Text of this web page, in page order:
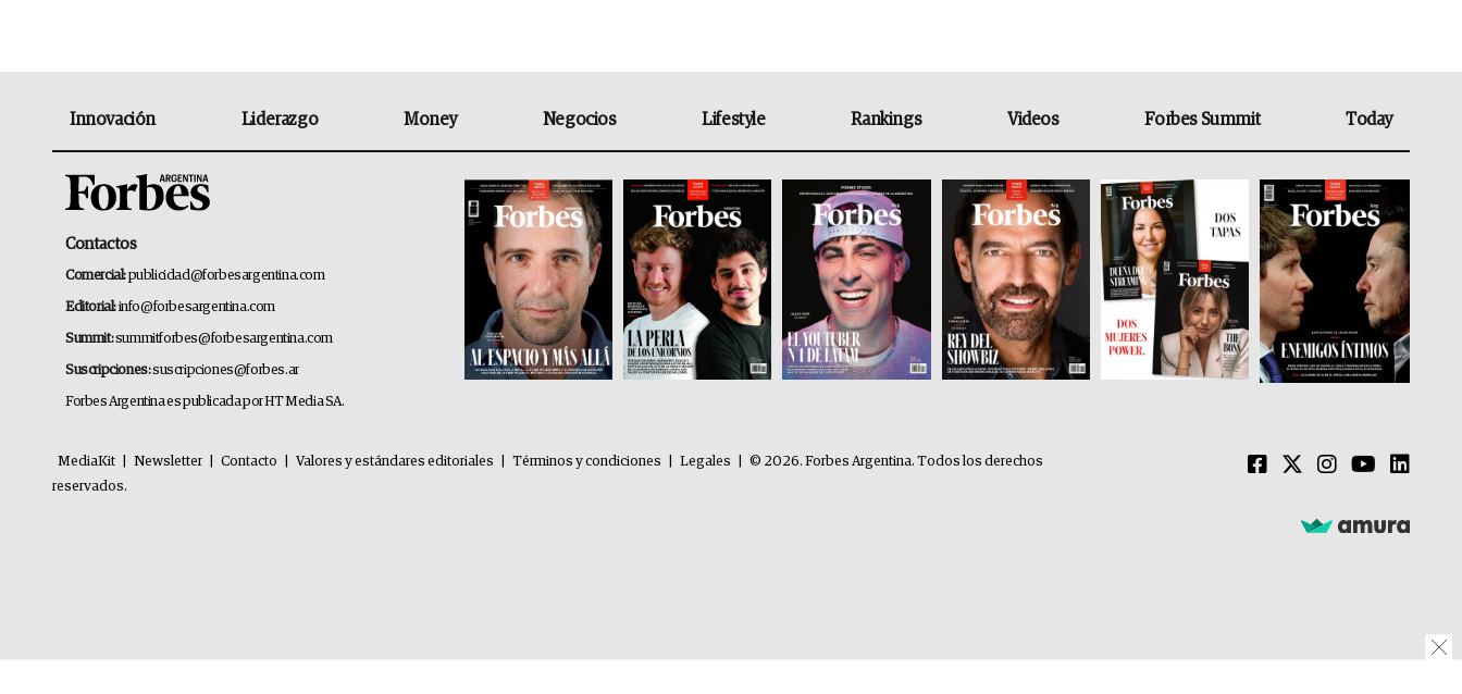
Innovación Liderazgo Money Negocios Lifestyle Rankings Videos Forbes Summit Today
Contactos
Comercial:publicidad@forbesargentina.com
Editorial:info@forbesargentina.com
Summit:summitforbes@forbesargentina.com
Suscripciones:suscripciones@forbes.ar
Forbes Argentina es publicada por HT Media SA.
MediaKit Newsletter Contacto Valores y estándares editoriales Términos y condiciones Legales
© 2026. Forbes Argentina. Todos los derechos
reservados.